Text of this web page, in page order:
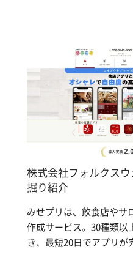
株式会社フォルクス
掘り紹介
みせプリは、飲食店やサ
作成サービス。30種類以
き、最短20日でアプリが